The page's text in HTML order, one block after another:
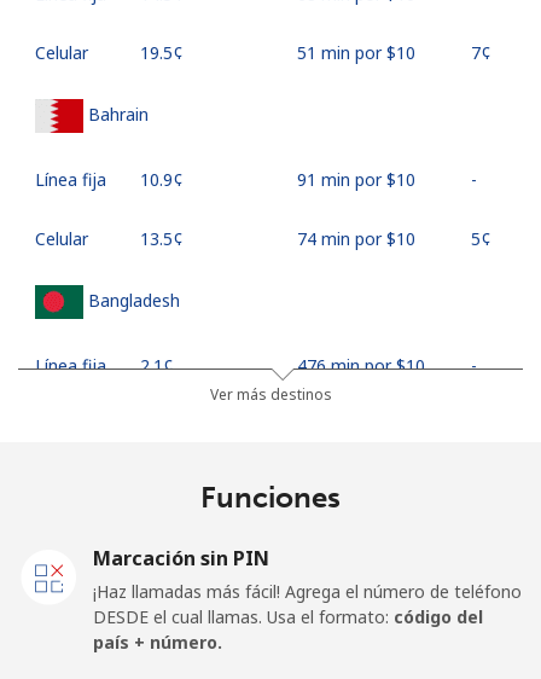
Celular ⁦19.5¢⁩ 51 min por ⁦$10⁩ ⁦7¢⁩
Bahrain
Línea fija ⁦10.9¢⁩ 91 min por ⁦$10⁩ -
Celular ⁦13.5¢⁩ 74 min por ⁦$10⁩ ⁦5¢⁩
Bangladesh
Línea fija ⁦2.1¢⁩ 476 min por ⁦$10⁩ -
Línea fija ⁦19.9¢⁩
⁦22.5¢⁩ 44 min por ⁦$10⁩ -
Ver más destinos
Funciones
Marcación sin PIN
¡Haz llamadas más fácil! Agrega el número de teléfono
DESDE el cual llamas. Usa el formato: código del
país + número.